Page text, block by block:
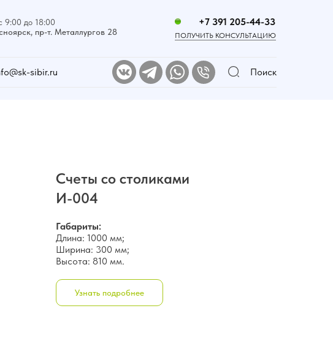
sibir.ru
ПОЛУЧИТЬ КОНСУЛЬТАЦИЮ
+7 391 205-44-33
Поиск
9:00 до 18:00
пр-т. Металлургов 28
Счеты со столиками
И-004
Габариты:
Длина: 1000 мм;
Ширина: 300 мм;
Высота: 810 мм.
Узнать подробнее